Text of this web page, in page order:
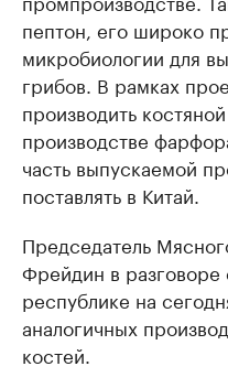
пептон, его широко
микробиологии для
грибов. В рамках
производить
производстве
часть выпускаемой
поставлять в Китай.
Председатель
Фрейдин в разговоре
республике на
аналогичных
костей.